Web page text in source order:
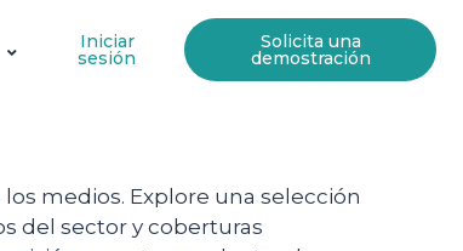
Iniciar
sesión
Solicita una
demostración
medios. Explore una selección
del sector y coberturas